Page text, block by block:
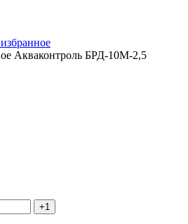
Акваконтроль БРД-10М-2,5
+1